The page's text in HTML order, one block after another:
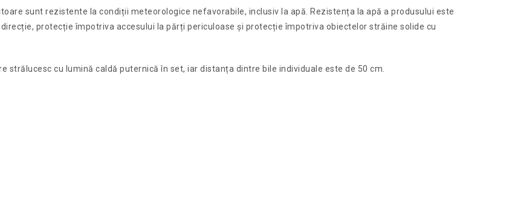
sunt rezistente la condiții meteorologice nefavorabile, inclusiv la apă. Rezistența la apă a produsului este
protecție împotriva accesului la părți periculoase și protecție împotriva obiectelor străine solide cu
strălucesc cu lumină caldă puternică în set, iar distanța dintre bile individuale este de 50 cm.